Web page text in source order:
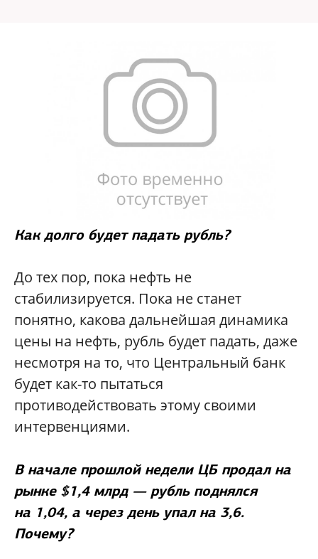
Как долго будет падать рубль?
До тех пор, пока нефть не
стабилизируется. Пока не станет
понятно, какова дальнейшая динамика
цены на нефть, рубль будет падать, даже
несмотря на то, что Центральный банк
будет как-то пытаться
противодействовать этому своими
интервенциями.
В начале прошлой недели ЦБ продал на
рынке $1,4 млрд — рубль поднялся
на 1,04, а через день упал на 3,6.
Почему?